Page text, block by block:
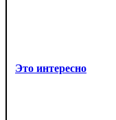
Это интересно